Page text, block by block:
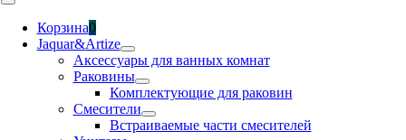
Toggle
NavigationКорзина0
Jaquar&Artize
Аксессуары для ванных комнат
Раковины
Комплектующие для раковин
Смесители
Встраиваемые части смесителей